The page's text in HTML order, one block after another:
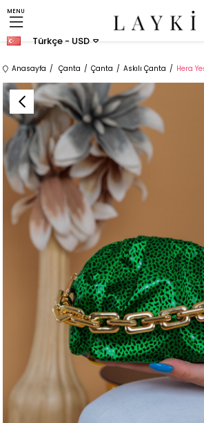
MENU
Türkçe - USD
Anasayfa Çanta Çanta Askılı Çanta Hera